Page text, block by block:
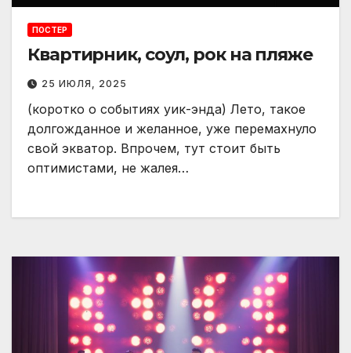
ПОСТЕР
Квартирник, соул, рок на пляже
25 ИЮЛЯ, 2025
(коротко о событиях уик-энда) Лето, такое
долгожданное и желанное, уже перемахнуло
свой экватор. Впрочем, тут стоит быть
оптимистами, не жалея…